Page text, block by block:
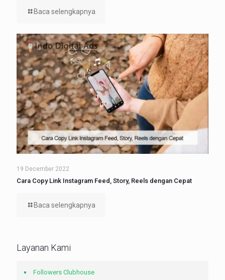
Baca selengkapnya
19 December 2022
Cara Copy Link Instagram Feed, Story, Reels dengan Cepat
Baca selengkapnya
Layanan Kami
Followers Clubhouse